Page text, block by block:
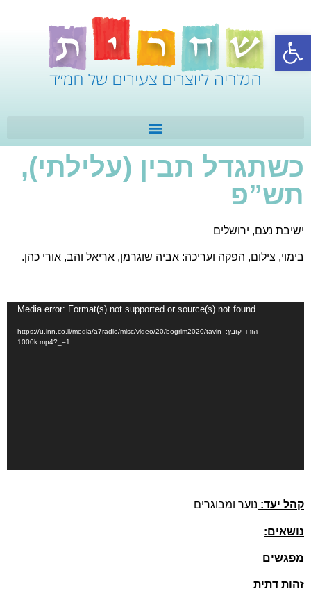
פתח סרגל נגישות
כשתגדל תבין (עלילתי),
תש”פ
ישיבת נעם, ירושלים
בימוי, צילום, הפקה ועריכה: אביה שוגרמן, אריאל והב, אורי כהן.
Media error: Format(s) not supported or source(s) not found
הורד קובץ: https://u.inn.co.il/media/a7radio/misc/video/20/bogrim2020/tavin-
1000k.mp4?_=1
קהל יעד: נוער ומבוגרים
נושאים:
מפגשים
זהות דתית